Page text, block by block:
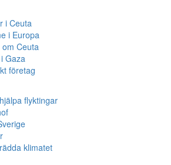
i Ceuta
i Europa
Ceuta
Gaza
företag
flyktingar
klimatet